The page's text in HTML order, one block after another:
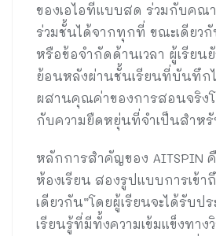
ของเอไอทีแบบสด ร่วมกับคณ
ร่วมชั้นได้จากทุกที่ ขณะเดียว
หรือข้อจำกัดด้านเวลา ผู้เรียน
ย้อนหลังผ่านชั้นเรียนที่บันทึก
ผสานคุณค่าของการสอนจริงโ
กับความยืดหยุ่นที่จำเป็นสำห
หลักการสำคัญของ AITSPIN
ห้องเรียน สองรูปแบบการเข้า
เดียวกัน”โดยผู้เรียนจะได้รับ
เรียนรู้ที่มีทั้งความเข้มแข็งทาง